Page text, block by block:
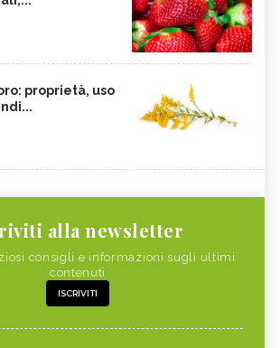
proprietà, uso
alla newsletter
consigli e informazioni sugli ultimi
contenuti
ISCRIVITI